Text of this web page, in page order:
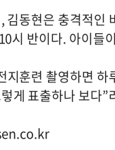
김동현은 충격적인
시 반이다. 아이들
지훈련 촬영하면
게 표출하나 보다”